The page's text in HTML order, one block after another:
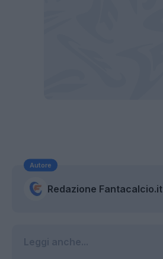
Autore
Redazione Fantacalcio.it